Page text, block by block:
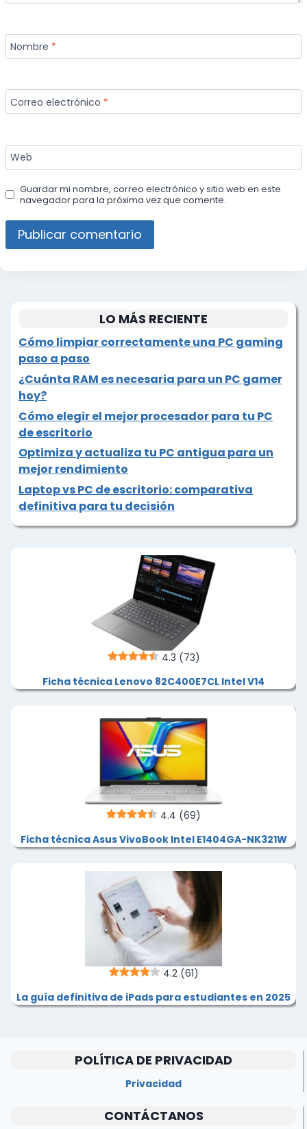
Nombre *
Correo electrónico *
Web
Guardar mi nombre, correo electrónico y sitio web en este
navegador para la próxima vez que comente.
LO MÁS RECIENTE
Cómo limpiar correctamente una PC gaming
paso a paso
¿Cuánta RAM es necesaria para un PC gamer
hoy?
Cómo elegir el mejor procesador para tu PC
de escritorio
Optimiza y actualiza tu PC antigua para un
mejor rendimiento
Laptop vs PC de escritorio: comparativa
definitiva para tu decisión
4.3 (73)
Ficha técnica Lenovo 82C400E7CL Intel V14
4.4 (69)
Ficha técnica Asus VivoBook Intel E1404GA-NK321W
4.2 (61)
La guía definitiva de iPads para estudiantes en 2025
POLÍTICA DE PRIVACIDAD
Privacidad
CONTÁCTANOS